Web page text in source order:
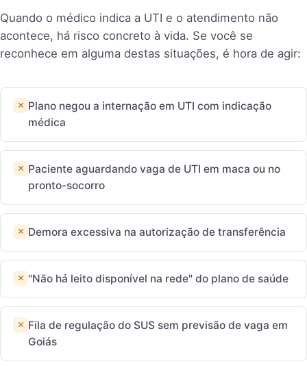
Quando o médico indica a UTI e o atendimento não
acontece, há risco concreto à vida. Se você se
reconhece em alguma destas situações, é hora de agir:
Plano negou a internação em UTI com indicação
médica
Paciente aguardando vaga de UTI em maca ou no
pronto-socorro
Demora excessiva na autorização de transferência
"Não há leito disponível na rede" do plano de saúde
Fila de regulação do SUS sem previsão de vaga em
Goiás